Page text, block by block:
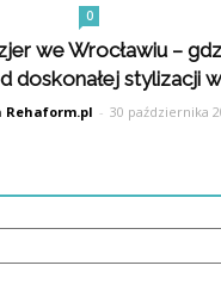
0
we Wrocławiu –
doskonałej stylizacji
Rehaform.pl - 30 października